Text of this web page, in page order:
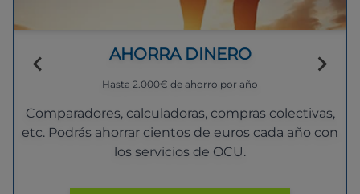
AHORRA DINERO
Hasta 2.000€ de ahorro por año
Comparadores, calculadoras, compras colectivas,
etc. Podrás ahorrar cientos de euros cada año con
los servicios de OCU.